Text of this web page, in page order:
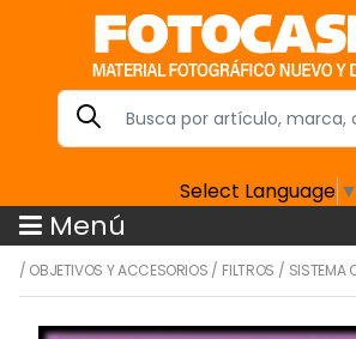
Select Language ▼
Menú
/ OBJETIVOS Y ACCESORIOS / FILTROS / SISTEMA